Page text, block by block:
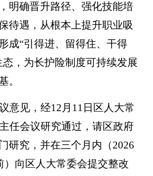
明确晋升路径、强化技能培
待遇，从根本上提升职业吸
成“引得进、留得住、干得
态，为长护险制度可持续发展
。
意见 ，经12月 11 日区人大常
任会议研究通过，请区政府
研究，并在三个月内（2026
）向区人大常委会提交整改